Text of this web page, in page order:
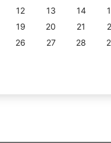
12 13 14
19 20 21
26 27 28